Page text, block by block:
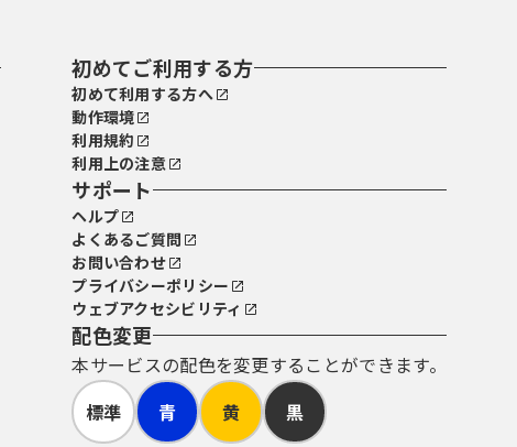
初めてご利用する方
初めて利用する方へ
動作環境
利用規約
利用上の注意
サポート
ヘルプ
よくあるご質問
お問い合わせ
プライバシーポリシー
ウェブアクセシビリティ
配色変更
本サービスの配色を変更することができます。
標準
青 黄 黒